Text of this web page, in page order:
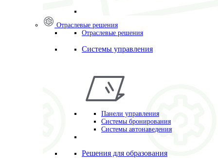
Отраслевые решения
Отраслевые решения
Системы управления
Панели управления
Системы бронирования
Системы автонаведения
Решения для образования